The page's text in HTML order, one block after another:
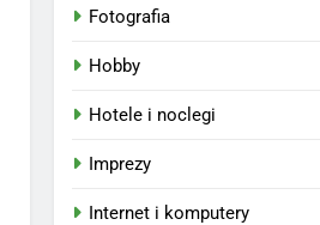
Fotografia
Hobby
Hotele i noclegi
Imprezy
Internet i komputery